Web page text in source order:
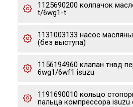
1125690200 колпачок
t/6wg1-t
1131003133 насос
(без выступа)
1156194960 клапан тнвд
6wg1/6wf1 isuzu
1191690010 кольцо
пальца компрессора isuzu